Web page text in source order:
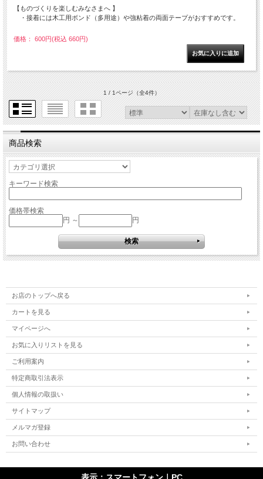
【ものづくりを楽しむみなさまへ 】
・接着には木工用ボンド（多用途）や強粘着の両面テープがおすすめです。
価格： 600円(税込 660円)
1 / 1ページ（全4件）
商品検索
キーワード検索
価格帯検索
円 ～
円
お店のトップへ戻る
カートを見る
マイページへ
お気に入りリストを見る
ご利用案内
特定商取引法表示
個人情報の取扱い
サイトマップ
メルマガ登録
お問い合わせ